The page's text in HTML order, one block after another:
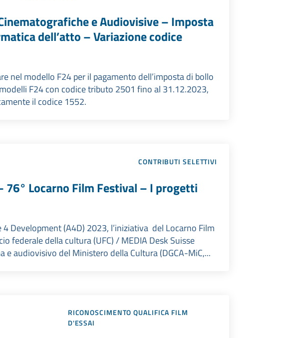
e Audiovisive – Imposta
dell’atto – Variazione codice
nel modello F24 per il pagamento dell’imposta di bollo
F24 con codice tributo 2501 fino al 31.12.2023,
il codice 1552.
CONTRIBUTI SELETTIVI
76° Locarno Film Festival – I progetti
Development (A4D) 2023, l’iniziativa del Locarno Film
federale della cultura (UFC) / MEDIA Desk Suisse
e audiovisivo del Ministero della Cultura (DGCA-MiC,...
RICONOSCIMENTO QUALIFICA FILM
D'ESSAI